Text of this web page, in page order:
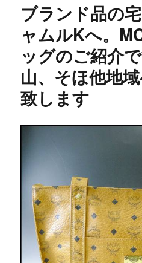
ブランド品の
ャムルKへ。
ッグのご紹介
山、そほ他地
致します